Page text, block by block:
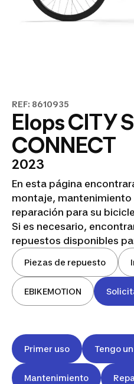
REF: 8610935
Elops CITY
CONNECT
2023
En esta página
montaje, mantenimiento
reparación para su
Si es necesario,
repuestos disponibles
Piezas de repuesto
EBIKEMOTION
Primer uso Tengo
Mantenimiento